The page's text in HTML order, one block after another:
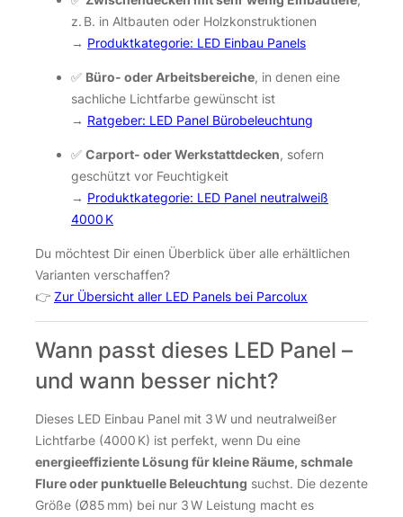
z. B. in Altbauten oder Holzkonstruktionen
→ Produktkategorie: LED Einbau Panels
✅ Büro- oder Arbeitsbereiche, in denen eine
sachliche Lichtfarbe gewünscht ist
→ Ratgeber: LED Panel Bürobeleuchtung
✅ Carport- oder Werkstattdecken, sofern
geschützt vor Feuchtigkeit
→ Produktkategorie: LED Panel neutralweiß
4000 K
Du möchtest Dir einen Überblick über alle erhältlichen
Varianten verschaffen?
👉 Zur Übersicht aller LED Panels bei Parcolux
Wann passt dieses LED Panel –
und wann besser nicht?
Dieses LED Einbau Panel mit 3 W und neutralweißer
Lichtfarbe (4000 K) ist perfekt, wenn Du eine
energieeffiziente Lösung für kleine Räume, schmale
Flure oder punktuelle Beleuchtung suchst. Die dezente
Größe (Ø85 mm) bei nur 3 W Leistung macht es